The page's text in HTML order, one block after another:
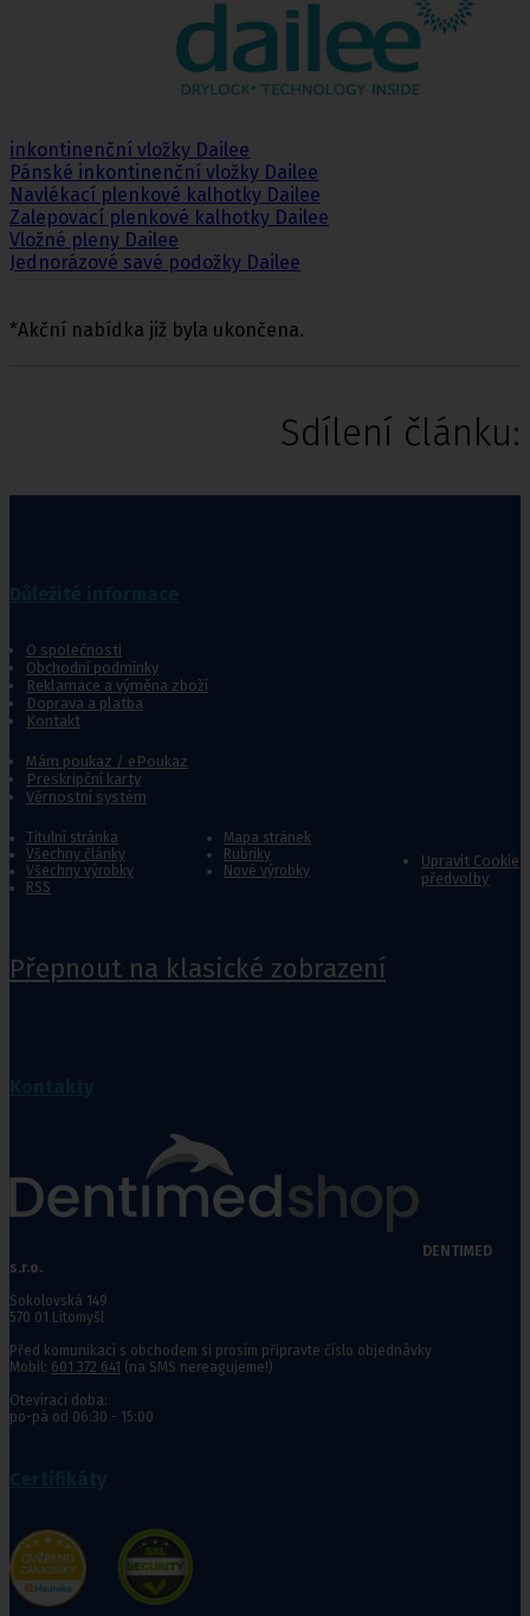
inkontinenční vložky Dailee
Pánské inkontinenční vložky Dailee
Navlékací plenkové kalhotky Dailee
Zalepovací plenkové kalhotky Dailee
Vložné pleny Dailee
Jednorázové savé podožky Dailee
*Akční nabídka již byla ukončena.
Sdílení článku:
O společnosti
Obchodní podmínky
Reklamace a výměna zboží
Doprava a platba
Kontakt
Mám poukaz / ePoukaz
Preskripční karty
Věrnostní systém
Titulní stránka
Mapa stránek
Všechny články
Rubriky
Všechny výrobky
Nové výrobky
RSS
Upravit Cookie
předvolby
Přepnout na klasické zobrazení
DENTIMED
s.r.o.
Sokolovská 149
570 01 Litomyšl
Před komunikací s obchodem si prosím připravte číslo objednávky
Mobil: 601 372 641 (na SMS nereagujeme!)
Otevírací doba:
po-pá od 06:30 - 15:00